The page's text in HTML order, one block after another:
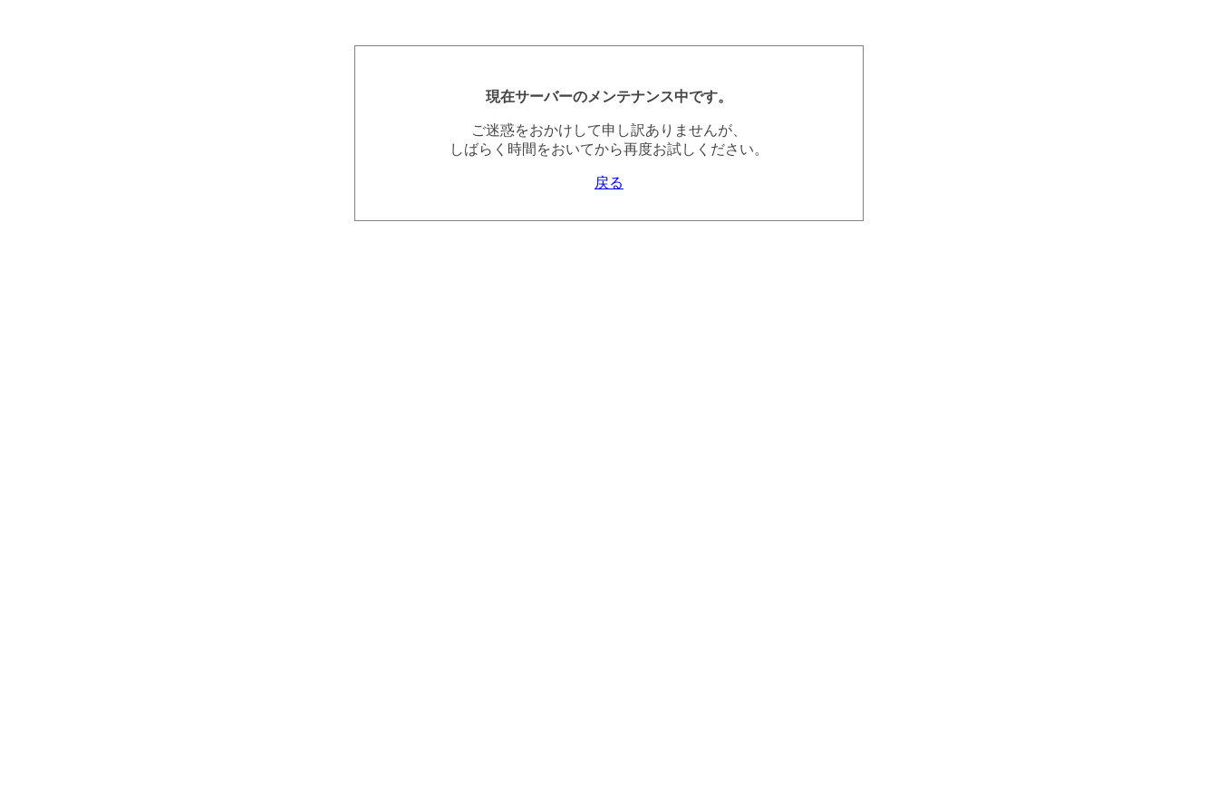
現在サーバーのメンテナンス中です。
ご迷惑をおかけして申し訳ありませんが、
しばらく時間をおいてから再度お試しください。
戻る